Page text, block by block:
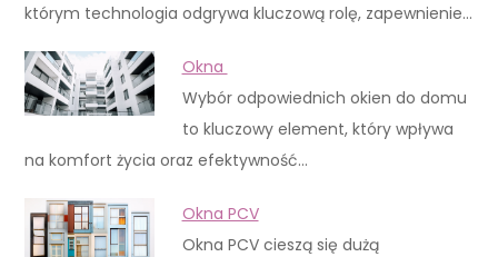
którym technologia odgrywa kluczową rolę, zapewnienie…
Okna
Wybór odpowiednich okien do domu
to kluczowy element, który wpływa
na komfort życia oraz efektywność…
Okna PCV
Okna PCV cieszą się dużą